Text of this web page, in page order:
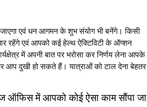
एवं धन आगमन के शुभ संयोग भी बनेंगे। किसी
रहेंगे एवं आपको कई हेल्थ ऐक्टिविटी के ऑप्शन
में अपनी बात पर भरोसा कर निर्णय लेना आपके
दुखी हो सकते हैं। यात्राओं को टाल देना बेहतर
ऑफिस में आपको कोई ऐसा काम सौंपा जा